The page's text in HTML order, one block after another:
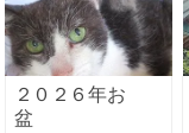
２０２６年お
盆